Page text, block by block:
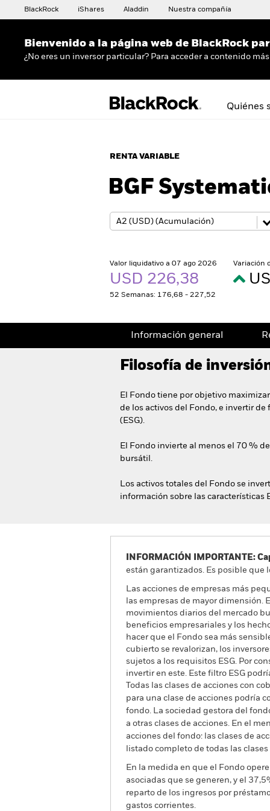
BlackRock iShares Aladdin Nuestra compañía
Bienvenido a la página web de BlackRock
¿No eres un inversor particular? Para acceder a contenido
Quiénes
RENTA VARIABLE
BGF
Valor liquidativo a 07 ago 2026
USD 226,38
52 Semanas: 176,68 - 227,52
Variación
Información general
Filosofía de
El Fondo tiene por objetivo
de los activos del Fondo, e invertir
(ESG).
El Fondo invierte al menos el 70 %
bursátil.
Los activos totales del Fondo se
información sobre las características
INFORMACIÓN IMPORTANTE:
están garantizados. Es posible
Las acciones de empresas más
las empresas de mayor dimensión.
movimientos diarios del mercado
beneficios empresariales y los
hacer que el Fondo sea más
cubierto se revalorizan, los
sujetos a los requisitos ESG. Por
invertir en este. Este filtro ESG
Todas las clases de acciones con
para una clase de acciones podría
fondo. La sociedad gestora del
a otras clases de acciones. En el
acciones del fondo: las clases de
listado completo de todas las
En la medida en que el Fondo
asociadas que se generen, y el
reparto de los ingresos por
gastos corrientes.